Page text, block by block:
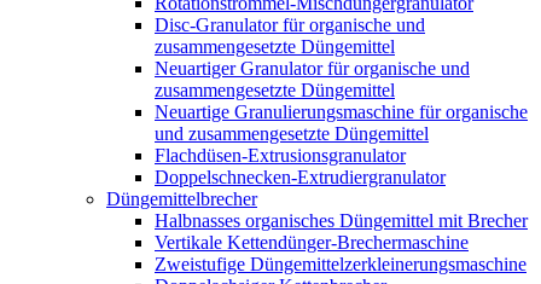
Disc-Granulator für organische und
zusammengesetzte Düngemittel
Neuartiger Granulator für organische und
zusammengesetzte Düngemittel
Neuartige Granulierungsmaschine für organische
und zusammengesetzte Düngemittel
Flachdüsen-Extrusionsgranulator
Doppelschnecken-Extrudiergranulator
Düngemittelbrecher
Halbnasses organisches Düngemittel mit Brecher
Vertikale Kettendünger-Brechermaschine
Zweistufige Düngemittelzerkleinerungsmaschine